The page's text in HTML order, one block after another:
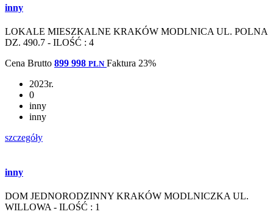
inny
LOKALE MIESZKALNE KRAKÓW MODLNICA UL. POLNA
DZ. 490.7 - ILOŚĆ : 4
Cena Brutto 899 998 PLN Faktura 23%
2023r.
0
inny
inny
szczegóły
inny
DOM JEDNORODZINNY KRAKÓW MODLNICZKA UL.
WILLOWA - ILOŚĆ : 1